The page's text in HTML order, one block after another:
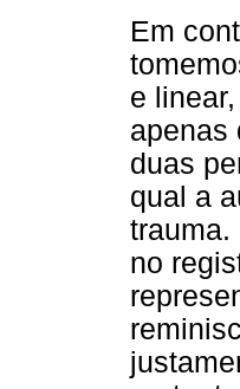
Em
e
apenas
duas
qual a
trauma.
no